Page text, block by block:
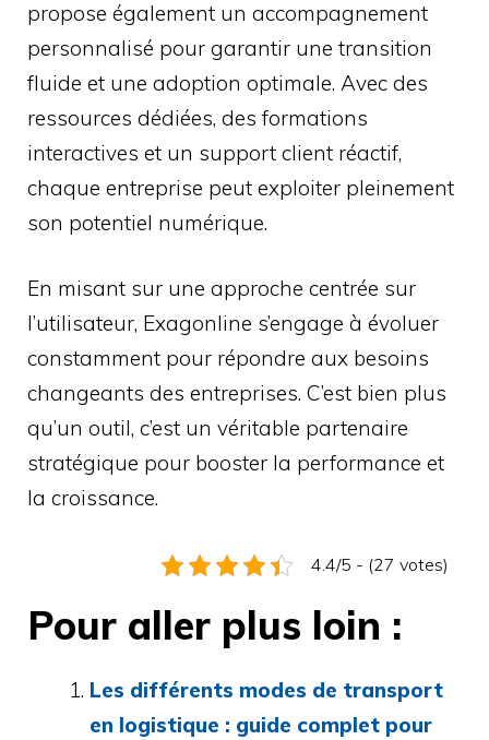
propose également un accompagnement
personnalisé pour garantir une transition
fluide et une adoption optimale. Avec des
ressources dédiées, des formations
interactives et un support client réactif,
chaque entreprise peut exploiter pleinement
son potentiel numérique.
En misant sur une approche centrée sur
l’utilisateur, Exagonline s’engage à évoluer
constamment pour répondre aux besoins
changeants des entreprises. C’est bien plus
qu’un outil, c’est un véritable partenaire
stratégique pour booster la performance et
la croissance.
4.4/5 - (27 votes)
Pour aller plus loin :
Les différents modes de transport
en logistique : guide complet pour